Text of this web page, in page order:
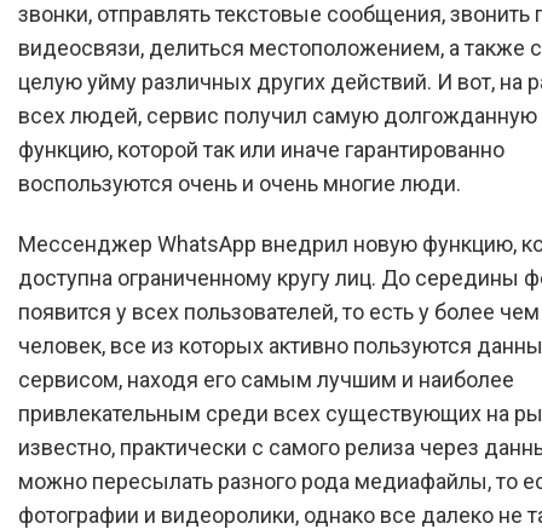
звонки, отправлять текстовые сообщения, звонить
видеосвязи, делиться местоположением, а также
целую уйму различных других действий. И вот, на
всех людей, сервис получил самую долгожданную
функцию, которой так или иначе гарантированно
воспользуются очень и очень многие люди.
Мессенджер WhatsApp внедрил новую функцию,
доступна ограниченному кругу лиц. До середины
появится у всех пользователей, то есть у более
человек, все из которых активно пользуются
сервисом, находя его самым лучшим и наиболее
привлекательным среди всех существующих на
известно, практически с самого релиза через
можно пересылать разного рода медиафайлы, то
фотографии и видеоролики, однако все далеко не